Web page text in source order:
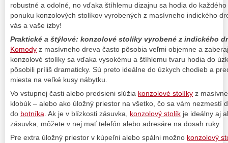
robustné a odolné, no vďaka štíhlemu dizajnu sa hodia do
ponuku konzolových stolíkov vyrobených z masívneho indického
vás a vaše izby!
Praktické a štýlové: konzolové stolíky vyrobené z indického
Komody z masívneho dreva často pôsobia veľmi objemne a
konzolové stolíky sa vďaka vysokému a štíhlemu tvaru hodia do
pôsobili príliš dramaticky. Sú preto ideálne do úzkych chodieb a
miesta na veľké kusy nábytku.
Vo vstupnej časti alebo predsieni slúžia konzolové stolíky z
klobúk – alebo ako úložný priestor na všetko, čo sa vám nezmestí
do botníka . Ak je v blízkosti zásuvka, konzolový stolík je ideálny aj
zásuvka, môžete v nej mať telefón alebo adresáre na dosah ruky.
Pre extra úložný priestor v kúpeľni alebo spálni možno konzolový